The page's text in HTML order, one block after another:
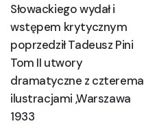
Słowackiego wydał i
wstępem krytycznym
poprzedził Tadeusz Pini
Tom II utwory
dramatyczne z czterema
ilustracjami ,Warszawa
1933